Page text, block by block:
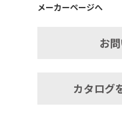
メーカーページへ
お
カタログ